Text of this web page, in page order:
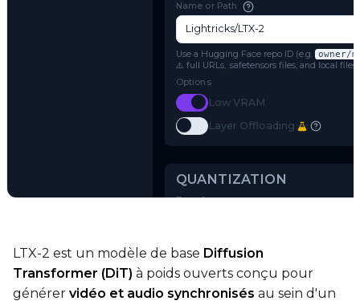
MODEL
Model Architecture
LTX-2
Options
ToggleLow VRAM
Low VRAM
QUANTIZATION
LTX-2 est un modèle de base Diffusion
Transformer (DiT) à poids ouverts conçu pour
générer vidéo et audio synchronisés au sein d'un